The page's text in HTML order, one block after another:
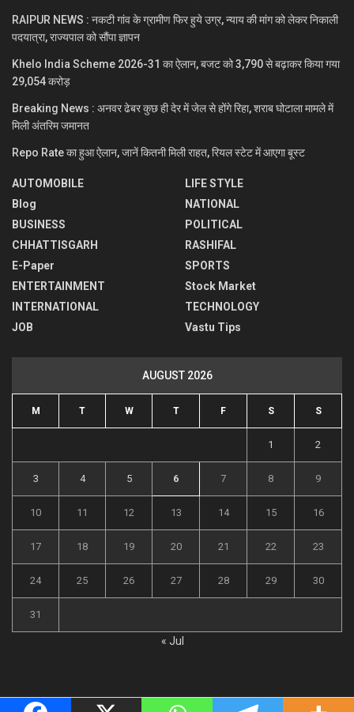
RAIPUR NEWS : नकटी गांव के ग्रामीण फिर हुये उग्र, न्याय की मांग को लेकर निकाली
पदयात्रा, राज्यपाल को सौंपा ज्ञापन
Khelo India Scheme 2026-31 का ऐलान, बजट को 3,790 से बढ़ाकर किया गया
29,054 करोड़
Breaking News : अनवर ढेबर कुछ ही देर में जेल से होंगे रिहा, शराब घोटाला मामले में
मिली अंतरिम जमानत
Repo Rate का हुआ ऐलान, जानें कितनी मिली राहत, रियल स्टेट में आएगा बूस्ट
AUTOMOBILE
Blog
BUSINESS
CHHATTISGARH
E-Paper
ENTERTAINMENT
INTERNATIONAL
JOB
LIFE STYLE
NATIONAL
POLITICAL
RASHIFAL
SPORTS
Stock Market
TECHNOLOGY
Vastu Tips
AUGUST 2026
M T W T F S S
1 2
3 4 5 6 7 8 9
10 11 12 13 14 15 16
17 18 19 20 21 22 23
24 25 26 27 28 29 30
31
« Jul